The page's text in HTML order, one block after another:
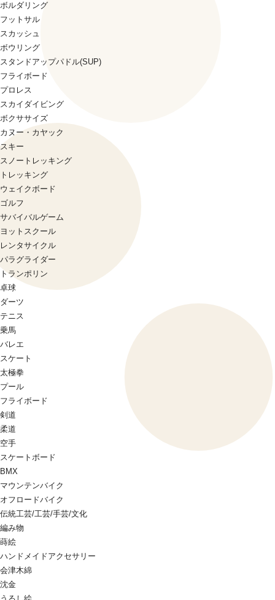
ボルダリング
フットサル
スカッシュ
ボウリング
スタンドアップパドル(SUP)
フライボード
プロレス
スカイダイビング
ボクササイズ
カヌー・カヤック
スキー
スノートレッキング
トレッキング
ウェイクボード
ゴルフ
サバイバルゲーム
ヨットスクール
レンタサイクル
パラグライダー
トランポリン
卓球
ダーツ
テニス
乗馬
バレエ
スケート
太極拳
プール
フライボード
剣道
柔道
空手
スケートボード
BMX
マウンテンバイク
オフロードバイク
伝統工芸/工芸/手芸/文化
編み物
蒔絵
ハンドメイドアクセサリー
会津木綿
沈金